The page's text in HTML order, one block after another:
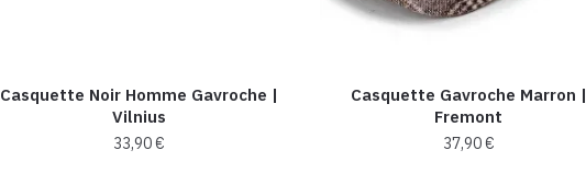
Casquette Noir Homme Gavroche |
Vilnius
33,90€
Casquette Gavroche Marron |
Fremont
37,90€